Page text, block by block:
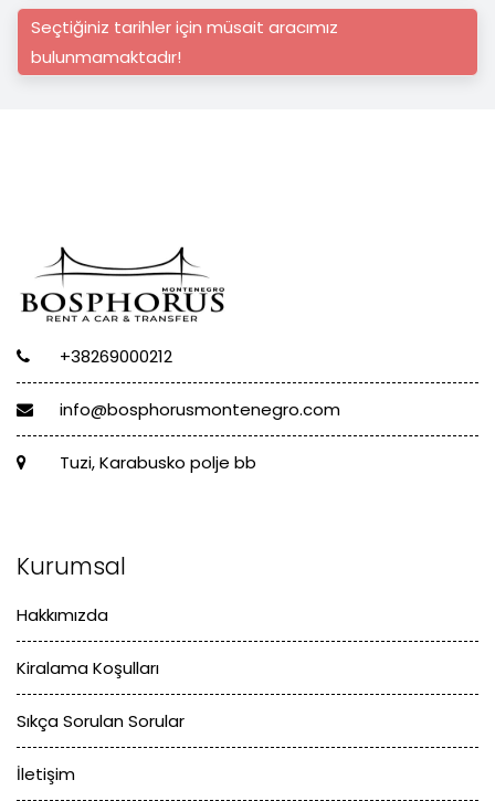
Seçtiğiniz tarihler için müsait aracımız
bulunmamaktadır!
+38269000212
info@bosphorusmontenegro.com
Tuzi, Karabusko polje bb
Kurumsal
Hakkımızda
Kiralama Koşulları
Sıkça Sorulan Sorular
İletişim